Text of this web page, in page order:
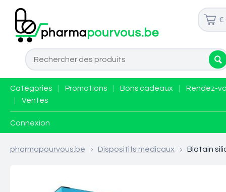
€
Catégories Promotions Bons cadeaux
Rendez-
Ventes
Connexion
pharmapourvous.be > Dispositifs médicaux > Biatain